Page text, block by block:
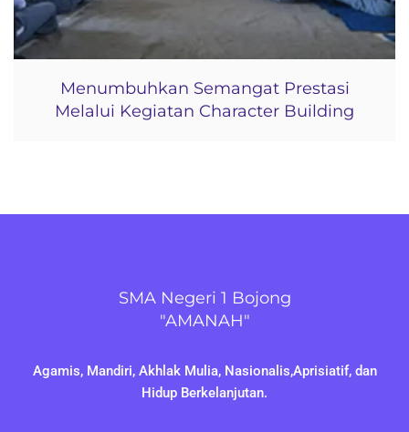
Menumbuhkan Semangat Prestasi
Melalui Kegiatan Character Building
SMA Negeri 1 Bojong
"AMANAH"
Agamis, Mandiri, Akhlak Mulia, Nasionalis,Aprisiatif, dan
Hidup Berkelanjutan.